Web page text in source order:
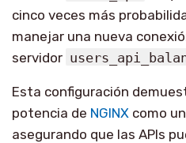
cinco veces más
manejar una nueva
servidor
Esta configuración
potencia de NGINX como
asegurando que las APIs